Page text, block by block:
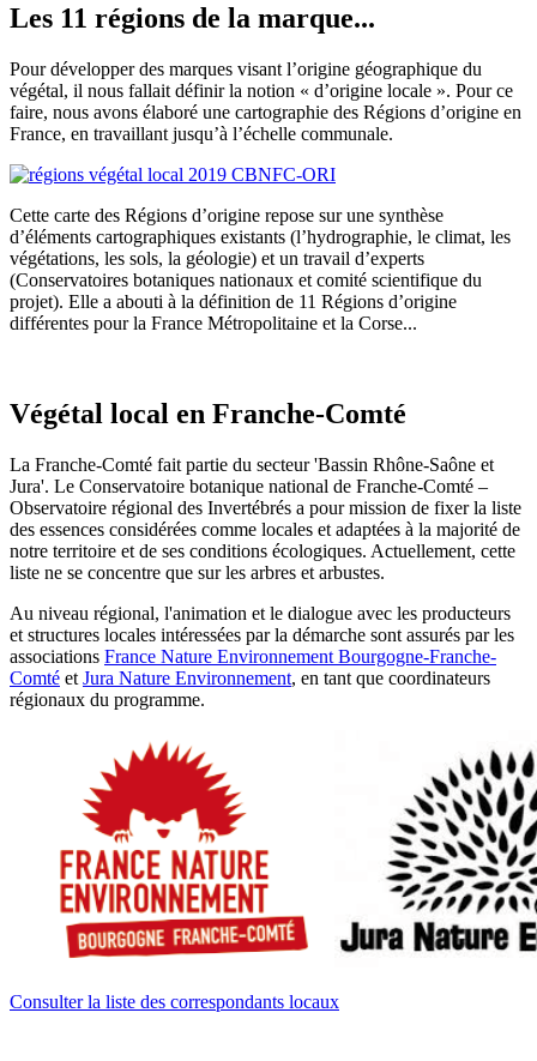
Les 11 régions de la marque...
Pour développer des marques visant l’origine géographique du
végétal, il nous fallait définir la notion « d’origine locale ». Pour ce
faire, nous avons élaboré une cartographie des Régions d’origine en
France, en travaillant jusqu’à l’échelle communale.
Cette carte des Régions d’origine repose sur une synthèse
d’éléments cartographiques existants (l’hydrographie, le climat, les
végétations, les sols, la géologie) et un travail d’experts
(Conservatoires botaniques nationaux et comité scientifique du
projet). Elle a abouti à la définition de 11 Régions d’origine
différentes pour la France Métropolitaine et la Corse...
Végétal local en Franche-Comté
La Franche-Comté fait partie du secteur 'Bassin Rhône-Saône et
Jura'. Le Conservatoire botanique national de Franche-Comté –
Observatoire régional des Invertébrés a pour mission de fixer la liste
des essences considérées comme locales et adaptées à la majorité de
notre territoire et de ses conditions écologiques. Actuellement, cette
liste ne se concentre que sur les arbres et arbustes.
Au niveau régional, l'animation et le dialogue avec les producteurs
et structures locales intéressées par la démarche sont assurés par les
associations France Nature Environnement Bourgogne-Franche-
Comté et Jura Nature Environnement, en tant que coordinateurs
régionaux du programme.
Consulter la liste des correspondants locaux